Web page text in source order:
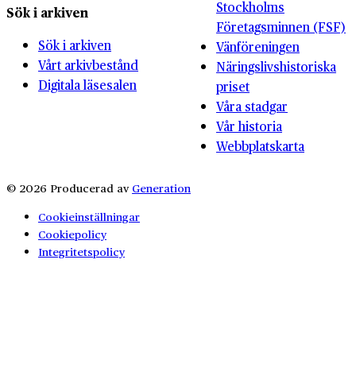
Sök i arkiven
Sök i arkiven
Vårt arkivbestånd
Digitala läsesalen
Stockholms
Företagsminnen (FSF)
Vänföreningen
Näringslivshistoriska
priset
Våra stadgar
Vår historia
Webbplatskarta
© 2026 Producerad av Generation
Cookieinställningar
Cookiepolicy
Integritetspolicy